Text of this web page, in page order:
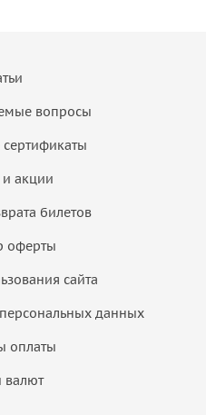
вопросы
акции
билетов
оферты
сайта
данных
оплаты
валют